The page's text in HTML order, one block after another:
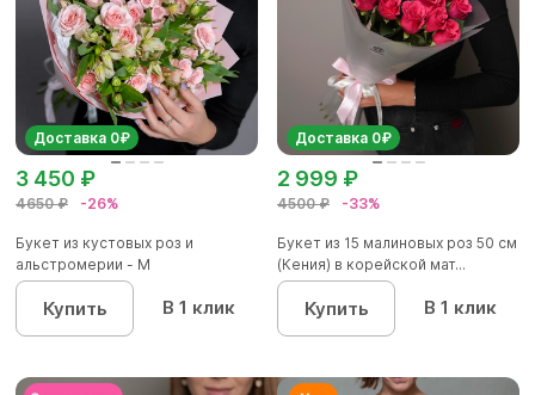
Доставка 0₽
4650 ₽ -26%
3 450 ₽
Букет из кустовых роз и
альстромерии - М
Купить В 1 клик
Доставка 0₽
4500 ₽ -33%
2 999 ₽
Букет из 15 малиновых роз 50 см
(Кения) в корейской мат...
Купить В 1 клик